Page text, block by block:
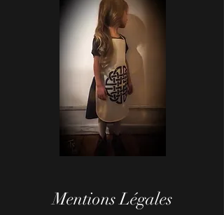
Mentions Légales